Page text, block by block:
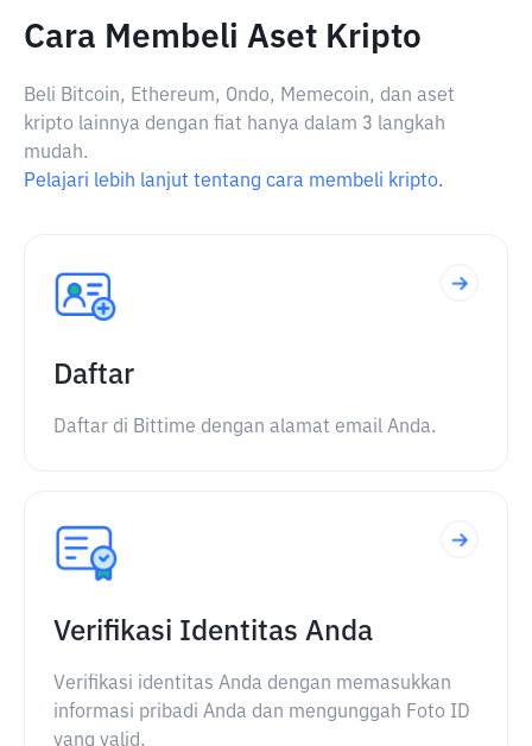
Cara Membeli Aset Kripto
Beli Bitcoin, Ethereum, Ondo, Memecoin, dan aset
kripto lainnya dengan fiat hanya dalam 3 langkah
mudah.
Pelajari lebih lanjut tentang cara membeli kripto.
Daftar
Daftar di Bittime dengan alamat email Anda.
Verifikasi Identitas Anda
Verifikasi identitas Anda dengan memasukkan
informasi pribadi Anda dan mengunggah Foto ID
yang valid.